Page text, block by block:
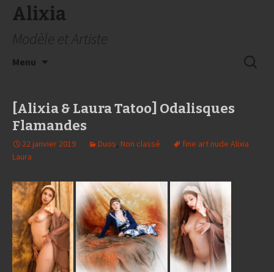
Alixia
Modèle et Artiste
Menu
[Alixia & Laura Tatoo] Odalisques
Flamandes
22 janvier 2019 Duos, Non classé
fine art nude Alixia
Laura